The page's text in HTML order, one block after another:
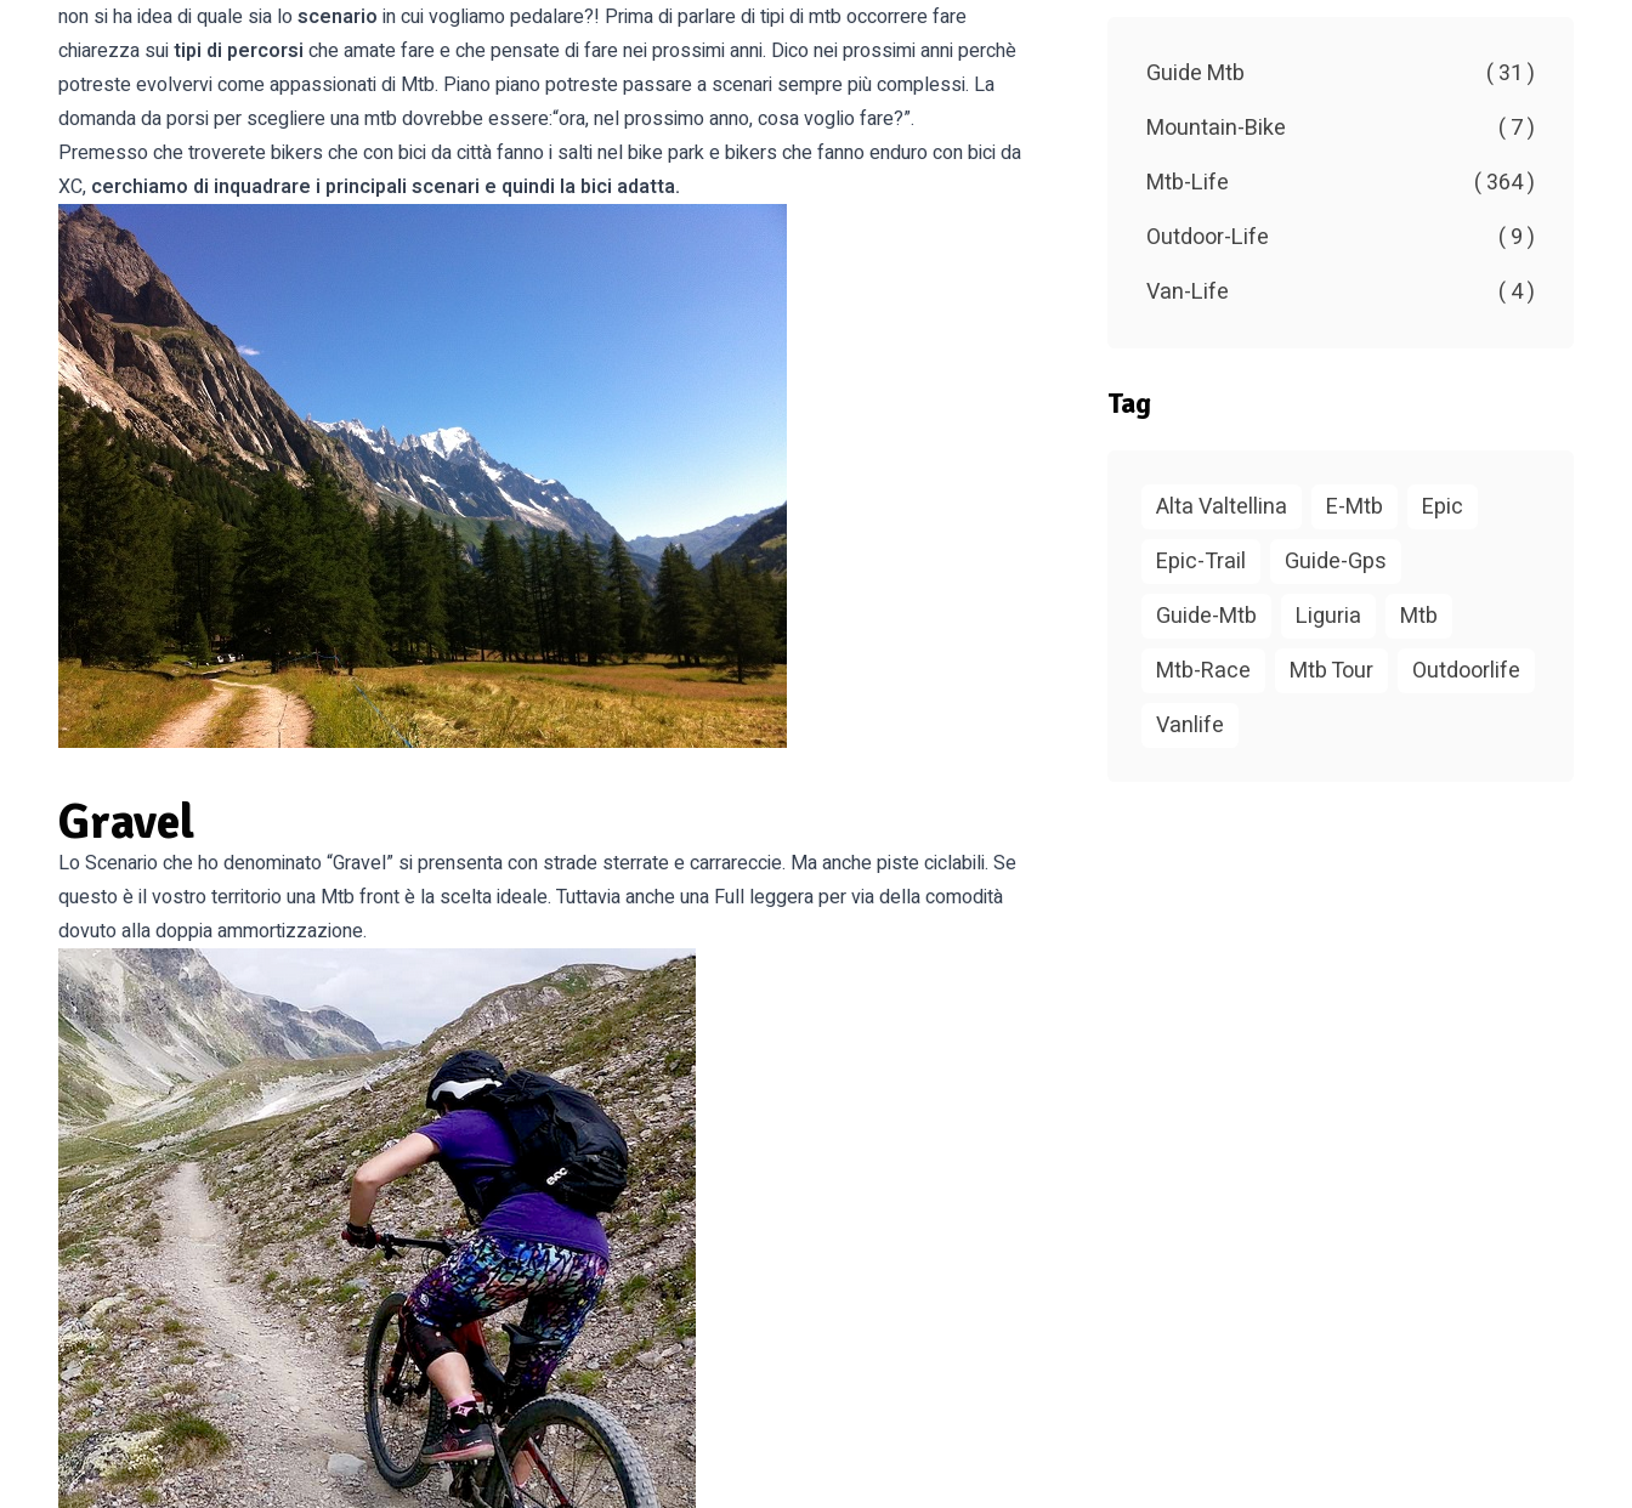
non si ha idea di quale sia loscenario in cui vogliamo pedalare?! Prima di parlare di tipi di mtb occorrere fare
chiarezza suitipi di percorsi che amate fare e che pensate di fare nei prossimi anni. Dico nei prossimi anni perchè
potreste evolvervi come appassionati di Mtb. Piano piano potreste passare a scenari sempre più complessi. La
domanda da porsi per scegliere una mtb dovrebbe essere:“ora, nel prossimo anno, cosa voglio fare?”.
Premesso che troverete bikers che con bici da città fanno i salti nel bike park e bikers che fanno enduro con bici da
XC, cerchiamo di inquadrare i principali scenari e quindi la bici adatta.
Gravel
Lo Scenario che ho denominato “Gravel” si prensenta con strade sterrate e carrareccie. Ma anche piste ciclabili. Se
questo è il vostro territorio una Mtb front è la scelta ideale. Tuttavia anche una Full leggera per via della comodità
dovuto alla doppia ammortizzazione.
Guide Mtb
( 31 )
Mountain-Bike
( 7 )
Mtb-Life
( 364 )
Outdoor-Life
( 9 )
Van-Life
( 4 )
Tag
Alta Valtellina E-Mtb
Epic
Epic-Trail
Guide-Gps
Guide-Mtb
Liguria
Mtb
Mtb-Race
Mtb Tour
Outdoorlife
Vanlife